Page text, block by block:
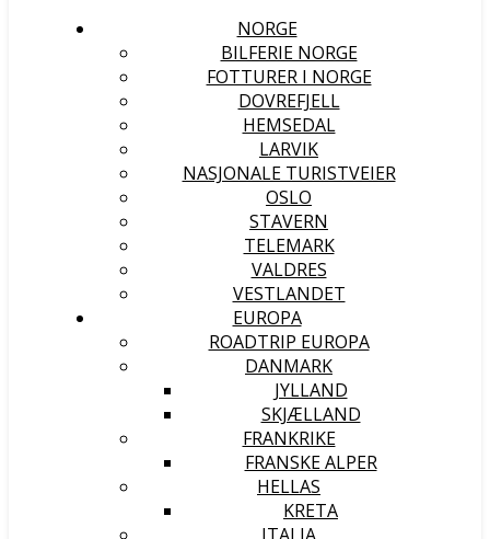
NORGE
BILFERIE NORGE
FOTTURER I NORGE
DOVREFJELL
HEMSEDAL
LARVIK
NASJONALE TURISTVEIER
OSLO
STAVERN
TELEMARK
VALDRES
VESTLANDET
EUROPA
ROADTRIP EUROPA
DANMARK
JYLLAND
SKJÆLLAND
FRANKRIKE
FRANSKE ALPER
HELLAS
KRETA